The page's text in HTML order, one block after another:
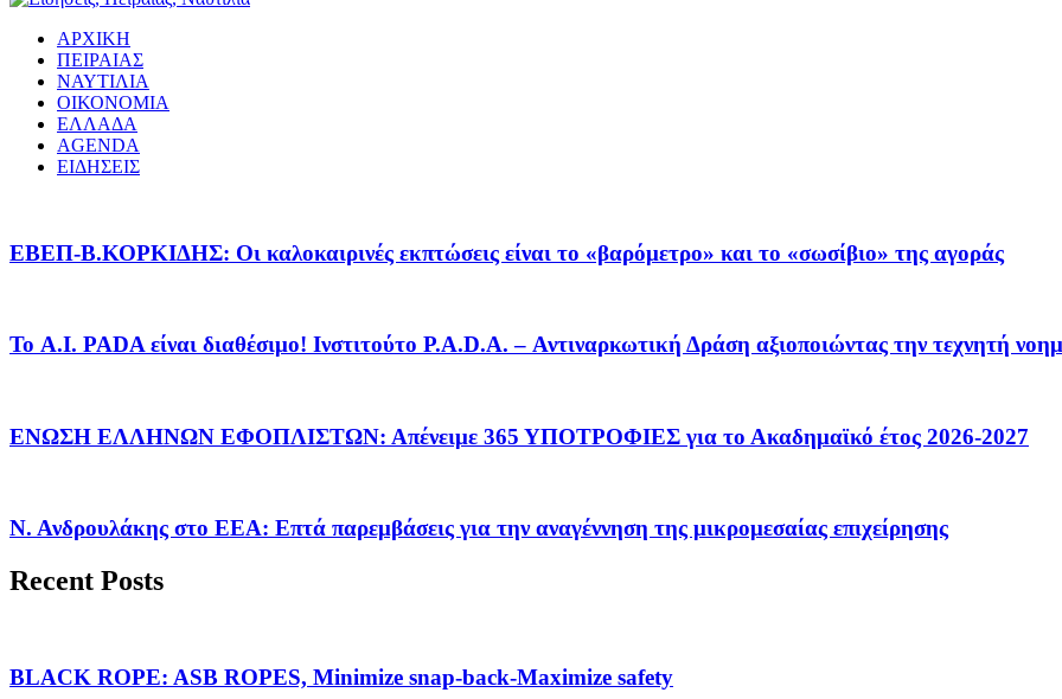
ΑΡΧΙΚΗ
ΠΕΙΡΑΙΑΣ
ΝΑΥΤΙΛΙΑ
ΟΙΚΟΝΟΜΙΑ
ΕΛΛΑΔΑ
AGENDA
ΕΙΔΗΣΕΙΣ
EΒΕΠ-Β.ΚΟΡΚΙΔΗΣ: Οι καλοκαιρινές εκπτώσεις είναι το «βαρόμετρο» και το «σωσίβιο» της αγοράς
Το A.I. PADA είναι διαθέσιμο! Ινστιτούτο P.A.D.A. – Αντιναρκωτική Δράση αξιοποιώντας την τεχνητή
ΕΝΩΣΗ ΕΛΛΗΝΩΝ ΕΦΟΠΛΙΣΤΩΝ: Απένειμε 365 ΥΠΟΤΡΟΦΙΕΣ για το Ακαδημαϊκό έτος 2026-2027
Ν. Ανδρουλάκης στο ΕΕΑ: Επτά παρεμβάσεις για την αναγέννηση της μικρομεσαίας επιχείρησης
Recent Posts
BLACK ROPE: ASB ROPES, Minimize snap-back-Maximize safety